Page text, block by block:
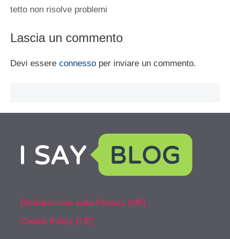
tetto non risolve problemi
Lascia un commento
Devi essere connesso per inviare un commento.
Dichiarazione sulla Privacy (UE)
Cookie Policy (UE)